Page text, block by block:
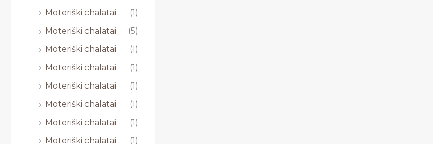
Moteriški chalatai
(1)
Moteriški chalatai
(5)
Moteriški chalatai
(1)
Moteriški chalatai
(1)
Moteriški chalatai
(1)
Moteriški chalatai
(1)
Moteriški chalatai
(1)
Moteriški chalatai
(1)